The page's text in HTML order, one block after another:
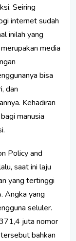
Seiring
internet sudah
inilah yang
media
bisa
dan
Kehadiran
manusia
Policy and
saat ini laju
yang tertinggi
Angka yang
seluler.
juta nomor
bahkan